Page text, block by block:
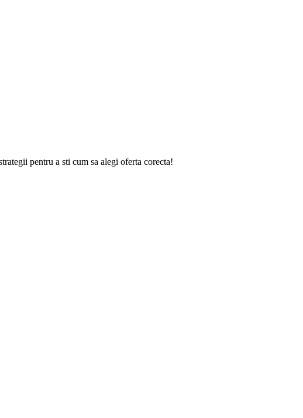
pentru a sti cum sa alegi oferta corecta!